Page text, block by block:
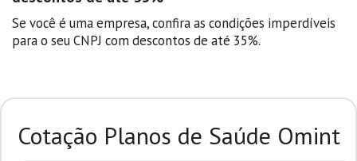
Se você é uma empresa, confira as condições imperdíveis
para o seu CNPJ com descontos de até 35%.
Cotação Planos de Saúde Omint